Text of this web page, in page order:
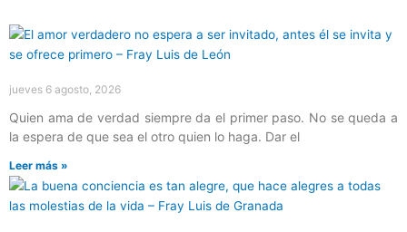
jueves 6 agosto, 2026
Quien ama de verdad siempre da el primer paso. No se queda a
la espera de que sea el otro quien lo haga. Dar el
Leer más »
Página
Página
Página
Página
Página